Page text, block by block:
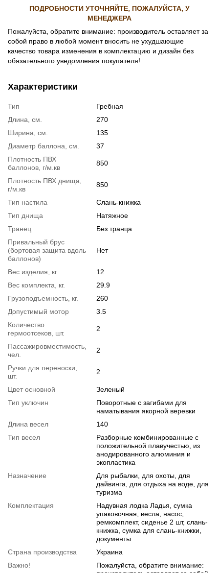
ПОДРОБНОСТИ УТОЧНЯЙТЕ, ПОЖАЛУЙСТА, У
МЕНЕДЖЕРА
Пожалуйста, обратите внимание: производитель оставляет за
собой право в любой момент вносить не ухудшающие
качество товара изменения в комплектацию и дизайн без
обязательного уведомления покупателя!
Характеристики
Тип
Гребная
Длина, см.
270
Ширина, см.
135
Диаметр баллона, см.
37
Плотность ПВХ
баллонов, г/м.кв
850
Плотность ПВХ днища,
г/м.кв
850
Тип настила
Слань-книжка
Тип днища
Натяжное
Транец
Без транца
Привальный брус
(бортовая защита вдоль
баллонов)
Нет
Вес изделия, кг.
12
Вес комплекта, кг.
29.9
Грузоподъемность, кг.
260
Допустимый мотор
3.5
Количество
гермоотсеков, шт.
2
Пассажировместимость,
чел.
2
Ручки для переноски,
шт.
2
Цвет основной
Зеленый
Тип уключин
Поворотные с загибами для
наматывания якорной веревки
Длина весел
140
Тип весел
Разборные комбинированные с
положительной плавучестью, из
анодированного алюминия и
экопластика
Назначение
Для рыбалки, для охоты, для
дайвинга, для отдыха на воде, для
туризма
Комплектация
Надувная лодка Ладья, сумка
упаковочная, весла, насос,
ремкомплект, сиденье 2 шт, слань-
книжка, сумка для слань-книжки,
документы
Страна производства
Украина
Важно!
Пожалуйста, обратите внимание: